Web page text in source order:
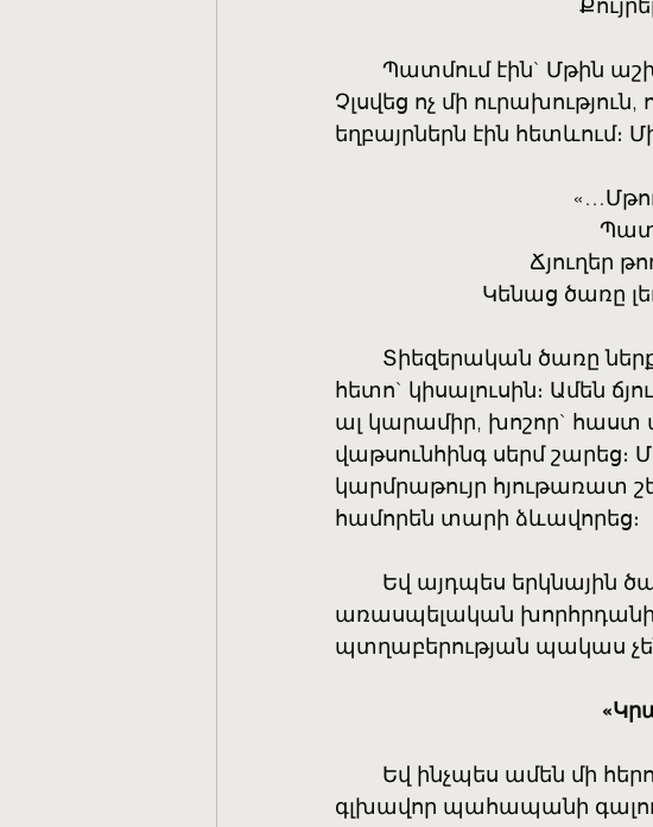
Պատմում էին` Մթին
Չլսվեց ոչ մի
եղբայրներն էին հետևում։
Ճյուղեր
Կենաց ծառը
Տիեզերական ծառը
հետո` կիսալուսին։ Ամեն
ալ կարամիր, խոշոր` հաստ
վաթսունհինգ սերմ
կարմրաթույր հյութառատ
համորեն տարի ձևավորեց։
Եվ այդպես երկնային
առասպելական
պտղաբերության պակաս
Եվ ինչպես ամեն մի
գլխավոր պահապանի